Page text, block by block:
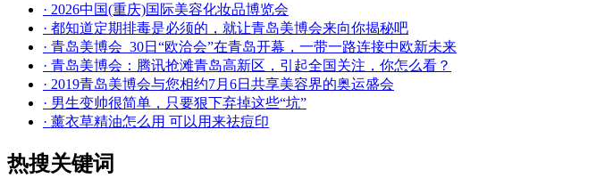
· 2026中国(重庆)国际美容化妆品博览会
· 都知道定期排毒是必须的，就让青岛美博会来向你揭秘吧
· 青岛美博会_30日“欧洽会”在青岛开幕，一带一路连接中欧新未来
· 青岛美博会：腾讯抢滩青岛高新区，引起全国关注，你怎么看？
· 2019青岛美博会与您相约7月6日共享美容界的奥运盛会
· 男生变帅很简单，只要狠下弃掉这些“坑”
· 薰衣草精油怎么用 可以用来祛痘印
热搜关键词